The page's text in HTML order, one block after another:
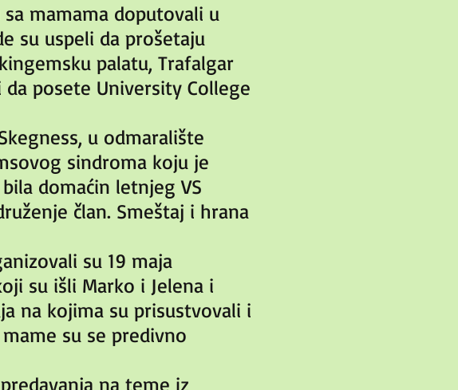
sa mamama doputovali u
su uspeli da prošetaju
palatu, Trafalgar
posete University College
u odmaralište
sindroma koju je
domaćin letnjeg VS
član. Smeštaj i hrana
su 19 maja
su išli Marko i Jelena i
na kojima su prisustvovali i
su se predivno
na teme iz